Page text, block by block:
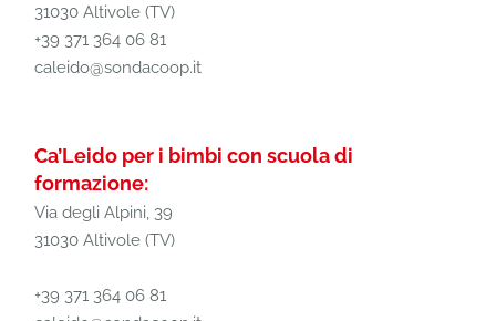
31030 Altivole (TV)
+39 371 364 06 81
caleido@sondacoop.it
Ca’Leido per i bimbi con scuola di
formazione:
Via degli Alpini, 39
31030 Altivole (TV)
+39 371 364 06 81